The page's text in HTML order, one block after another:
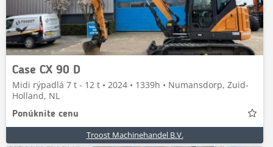
Case CX 90 D
Midi rýpadlá 7 t - 12 t • 2024 • 1339h • Numansdorp, Zuid-
Holland, NL
Ponúknite cenu
Troost Machinehandel B.V.